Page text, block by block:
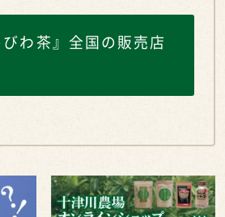
びわ茶』全国の販売店